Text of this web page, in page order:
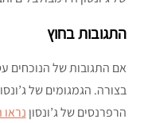
התגובות בחוץ
אם התגובות של הנוכחים
בצורה. הגמגומים של
הרפרנסים של ג’ונסון